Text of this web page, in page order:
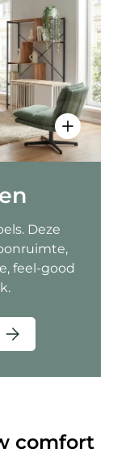
Details
H -
- Sitzolo 2 -
Deze
feel-good
comfort